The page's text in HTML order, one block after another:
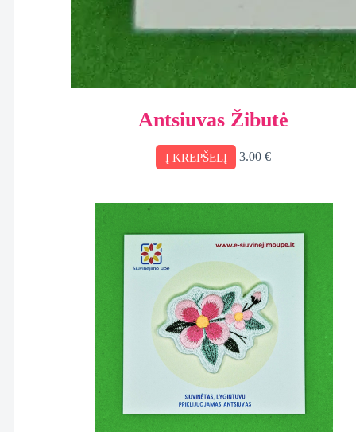
Antsiuvas Žibutė
Į KREPŠELĮ 3.00 €